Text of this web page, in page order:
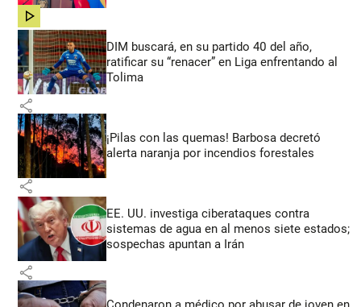
share
DIM buscará, en su partido 40 del año,
ratificar su “renacer” en Liga enfrentando al
Tolima
share
¡Pilas con las quemas! Barbosa decretó
alerta naranja por incendios forestales
share
EE. UU. investiga ciberataques contra
sistemas de agua en al menos siete estados;
sospechas apuntan a Irán
share